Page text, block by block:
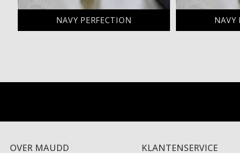
NAVY PERFECTION NAVY
OVER MAUDD KLANTENSERVICE